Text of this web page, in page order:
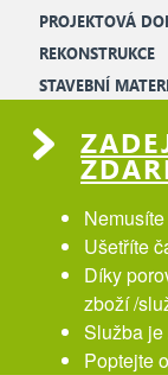
PROJEKTOVÁ
REKONSTRUKCE
STAVEBNÍ
Ušetříte
Díky
zboží /
Služba
Poptejte